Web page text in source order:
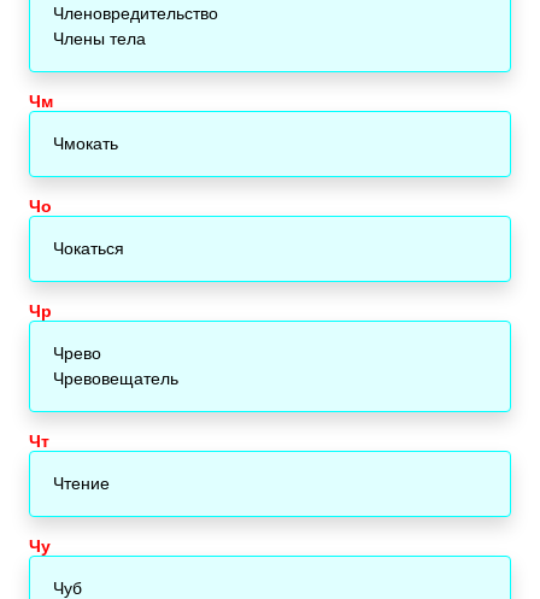
Членовредительство
Члены тела
Чм
Чмокать
Чо
Чокаться
Чр
Чрево
Чревовещатель
Чт
Чтение
Чу
Чуб